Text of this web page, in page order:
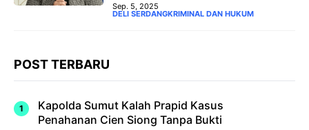
Sep. 5, 2025
DELI SERDANGKRIMINAL DAN HUKUM
POST TERBARU
Kapolda Sumut Kalah Prapid Kasus
Penahanan Cien Siong Tanpa Bukti